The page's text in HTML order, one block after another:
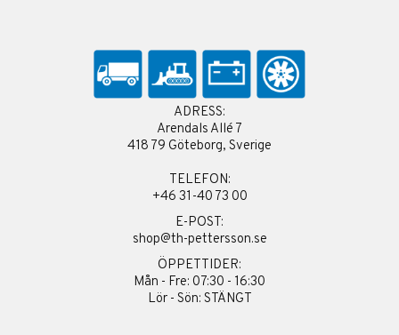
ADRESS:
Arendals Allé 7
418 79 Göteborg, Sverige
TELEFON:
+46 31-40 73 00
E-POST:
shop@th-pettersson.se
ÖPPETTIDER:
Mån - Fre: 07:30 - 16:30
Lör - Sön: STÄNGT